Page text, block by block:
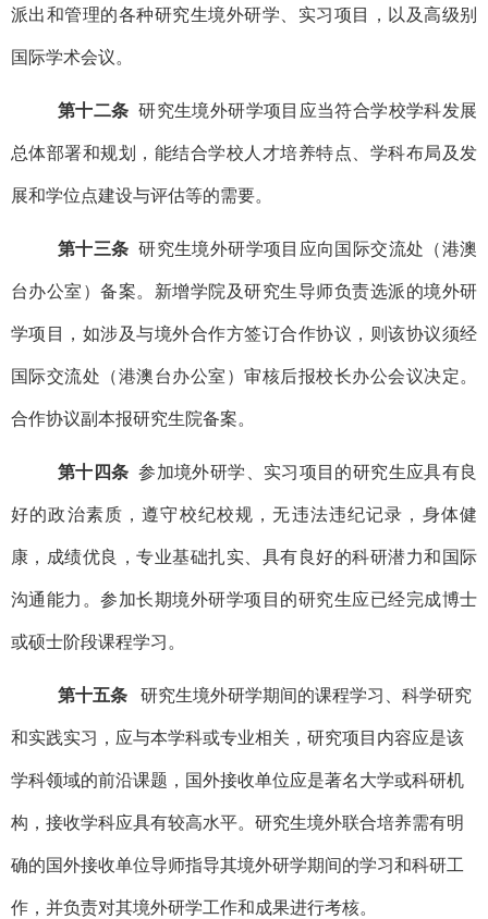
派出和管理的各种研究生境外研学、实习项目，以及高级别
国际学术会议。
第十二条 研究生境外研学项目应当符合学校学科发展
总体部署和规划，能结合学校人才培养特点、学科布局及发
展和学位点建设与评估等的需要。
第十三条 研究生境外研学项目应向国际交流处（港澳
台办公室）备案。新增学院及研究生导师负责选派的境外研
学项目，如涉及与境外合作方签订合作协议，则该协议须经
国际交流处（港澳台办公室）审核后报校长办公会议决定。
合作协议副本报研究生院备案。
第十四条 参加境外研学、实习项目的研究生应具有良
好的政治素质，遵守校纪校规，无违法违纪记录，身体健
康，成绩优良，专业基础扎实、具有良好的科研潜力和国际
沟通能力。参加长期境外研学项目的研究生应已经完成博士
或硕士阶段课程学习。
第十五条 研究生境外研学期间的课程学习、科学研究
和实践实习，应与本学科或专业相关，研究项目内容应是该
学科领域的前沿课题，国外接收单位应是著名大学或科研机
构，接收学科应具有较高水平。研究生境外联合培养需有明
确的国外接收单位导师指导其境外研学期间的学习和科研工
作，并负责对其境外研学工作和成果进行考核。